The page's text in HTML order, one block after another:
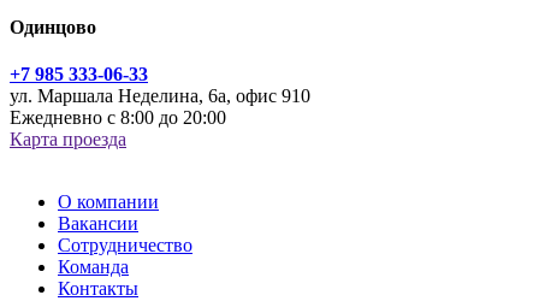
Одинцово
+7 985 333-06-33
ул. Маршала Неделина, 6а, офис 910
Ежедневно с 8:00 до 20:00
Карта проезда
О компании
Вакансии
Сотрудничество
Команда
Контакты